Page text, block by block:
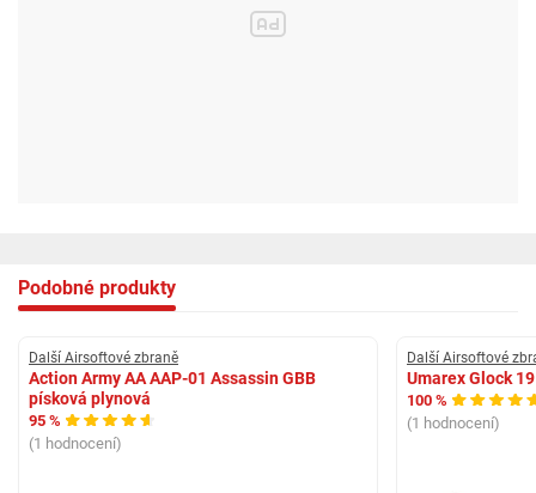
Podobné produkty
Další Airsoftové zbraně
Action Army AA AAP-01 Assassin GBB
písková plynová
95 %
(1 hodnocení)
Další Airsoftové
Umarex Glock
100 %
(1 hodnocení)